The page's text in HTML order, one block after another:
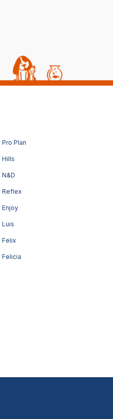
Pro Plan
Hills
N&D
Reflex
Enjoy
Luis
Felix
Felicia